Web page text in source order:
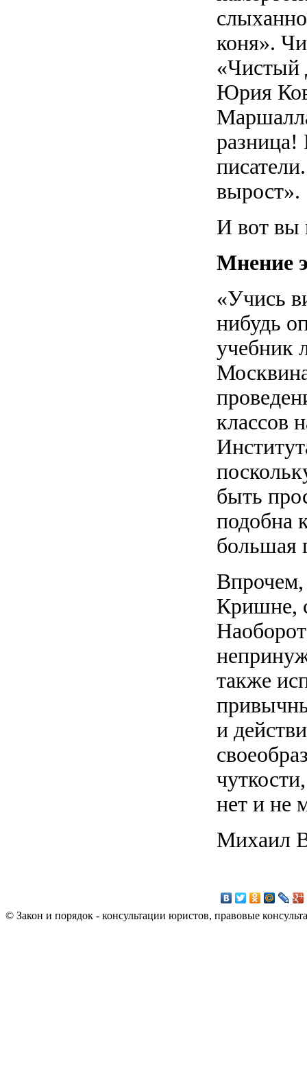
коня».
«Чистый
Юрия
разница!
вырост».
И вот вы
Мнение
«Учись
нибудь
учебник
классов
быть
подобна
большая
Впрочем,
Кришне,
также
и
нет и не
Михаил
© Закон и порядок - консультации юристов, правовые